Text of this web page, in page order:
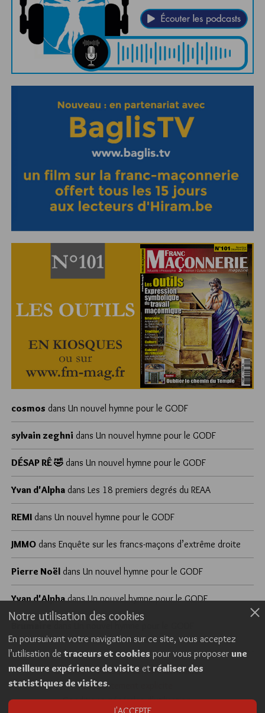
cosmos dans Un nouvel hymne pour le GODF
sylvain zeghni dans Un nouvel hymne pour le GODF
DÉSAP RÊ 🤣 dans Un nouvel hymne pour le GODF
Yvan d'Alpha dans Les 18 premiers degrés du REAA
REMI dans Un nouvel hymne pour le GODF
JMMO dans Enquête sur les francs-maçons d’extrême droite
Pierre Noël dans Un nouvel hymne pour le GODF
Yvan d'AlphadansUn nouvel hymne pour le GODF
Cookies
Politique de confidentialité
Consentement explicite
Conditions générales d’utilisation
Notre utilisation des cookies
En poursuivant votre navigation sur ce site, vous acceptez
l’utilisation de traceurs et cookies pour vous proposer une
meilleure expérience de visite et réaliser des
statistiques de visites.